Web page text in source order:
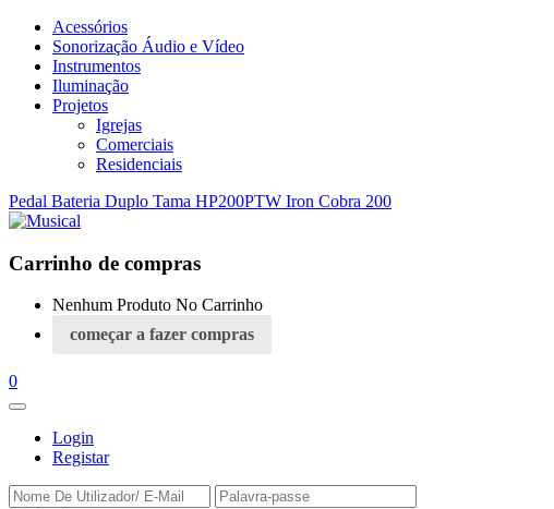
Acessórios
Sonorização Áudio e Vídeo
Instrumentos
Iluminação
Projetos
Igrejas
Comerciais
Residenciais
Pedal Bateria Duplo Tama HP200PTW Iron Cobra 200
Carrinho de compras
Nenhum Produto No Carrinho
começar a fazer compras
0
Login
Registar